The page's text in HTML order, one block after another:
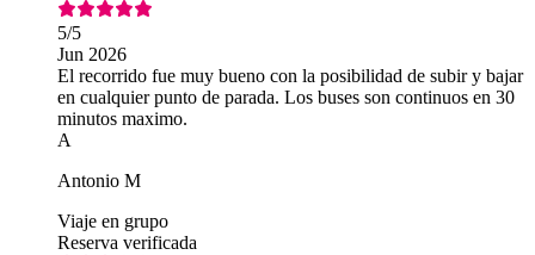
5/5
Jun 2026
El recorrido fue muy bueno con la posibilidad de subir y bajar
en cualquier punto de parada. Los buses son continuos en 30
minutos maximo.
A
Antonio M
Viaje en grupo
Reserva verificada